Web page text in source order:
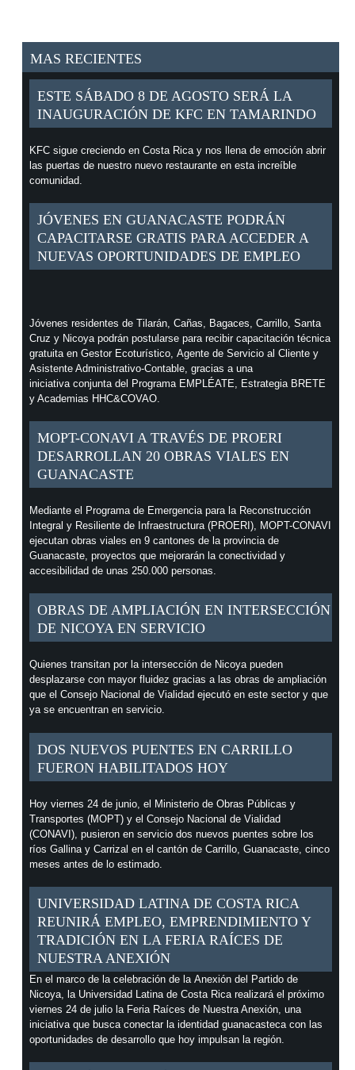
MAS RECIENTES
ESTE SÁBADO 8 DE AGOSTO SERÁ LA
INAUGURACIÓN DE KFC EN TAMARINDO
KFC sigue creciendo en Costa Rica y nos llena de emoción abrir
las puertas de nuestro nuevo restaurante en esta increíble
comunidad.
JÓVENES EN GUANACASTE PODRÁN
CAPACITARSE GRATIS PARA ACCEDER A
NUEVAS OPORTUNIDADES DE EMPLEO
Jóvenes residentes de Tilarán, Cañas, Bagaces, Carrillo, Santa
Cruz y Nicoya podrán postularse para recibir capacitación técnica
gratuita en Gestor Ecoturístico, Agente de Servicio al Cliente y
Asistente Administrativo-Contable, gracias a una
iniciativa conjunta del Programa EMPLÉATE, Estrategia BRETE
y Academias HHC&COVAO.
MOPT-CONAVI A TRAVÉS DE PROERI
DESARROLLAN 20 OBRAS VIALES EN
GUANACASTE
Mediante el Programa de Emergencia para la Reconstrucción
Integral y Resiliente de Infraestructura (PROERI), MOPT-CONAVI
ejecutan obras viales en 9 cantones de la provincia de
Guanacaste, proyectos que mejorarán la conectividad y
accesibilidad de unas 250.000 personas.
OBRAS DE AMPLIACIÓN EN INTERSECCIÓN
DE NICOYA EN SERVICIO
Quienes transitan por la intersección de Nicoya pueden
desplazarse con mayor fluidez gracias a las obras de ampliación
que el Consejo Nacional de Vialidad ejecutó en este sector y que
ya se encuentran en servicio.
DOS NUEVOS PUENTES EN CARRILLO
FUERON HABILITADOS HOY
Hoy viernes 24 de junio, el Ministerio de Obras Públicas y
Transportes (MOPT) y el Consejo Nacional de Vialidad
(CONAVI), pusieron en servicio dos nuevos puentes sobre los
ríos Gallina y Carrizal en el cantón de Carrillo, Guanacaste, cinco
meses antes de lo estimado.
UNIVERSIDAD LATINA DE COSTA RICA
REUNIRÁ EMPLEO, EMPRENDIMIENTO Y
TRADICIÓN EN LA FERIA RAÍCES DE
NUESTRA ANEXIÓN
En el marco de la celebración de la Anexión del Partido de
Nicoya, la Universidad Latina de Costa Rica realizará el próximo
viernes 24 de julio la Feria Raíces de Nuestra Anexión, una
iniciativa que busca conectar la identidad guanacasteca con las
oportunidades de desarrollo que hoy impulsan la región.